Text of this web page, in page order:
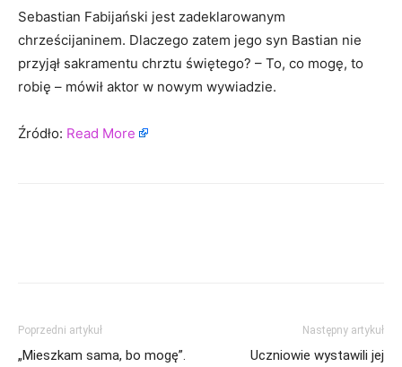
Sebastian Fabijański jest zadeklarowanym
chrześcijaninem. Dlaczego zatem jego syn Bastian nie
przyjął sakramentu chrztu świętego? – To, co mogę, to
robię – mówił aktor w nowym wywiadzie.
Źródło: Read More
Poprzedni artykuł
„Mieszkam sama, bo mogę”.
Następny artykuł
Uczniowie wystawili jej